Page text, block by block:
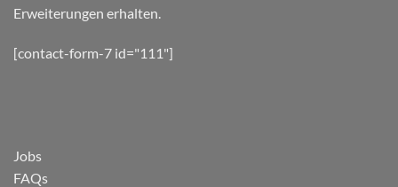
Erweiterungen erhalten.
[contact-form-7 id="111"]
Jobs
FAQs